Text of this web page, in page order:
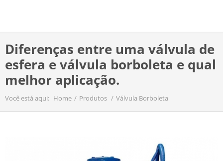
Diferenças entre uma válvula de
esfera e válvula borboleta e qual
melhor aplicação.
Você está aqui: Home Produtos Válvula Borboleta